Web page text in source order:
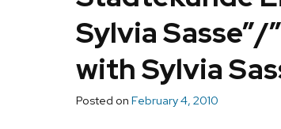
Sylvia
with Sylvia
Posted on February 4, 2010